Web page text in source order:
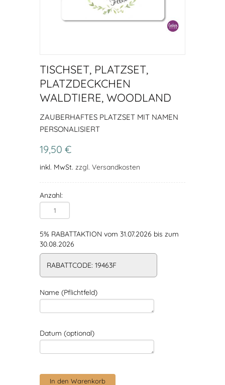
TISCHSET, PLATZSET,
PLATZDECKCHEN
WALDTIERE, WOODLAND
ZAUBERHAFTES PLATZSET MIT NAMEN
PERSONALISIERT
19,50 €
inkl. MwSt. zzgl. Versandkosten
Anzahl:
5% RABATTAKTION vom 31.07.2026 bis zum
30.08.2026
RABATTCODE: 19463F
Name (Pflichtfeld)
Datum (optional)